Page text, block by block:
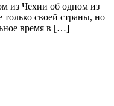
из Чехии об одном из
своей страны, но
время в […]